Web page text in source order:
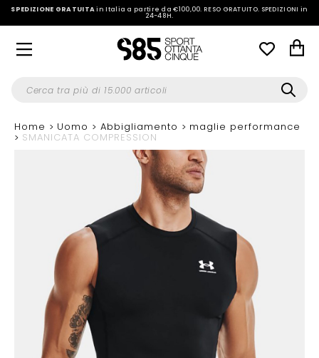
SPEDIZIONE GRATUITAin Italia a partire da €100,00.RESO GRATUITO. SPEDIZIONI in
24-48H.
Home Uomo Abbigliamento maglie performance
SMANICATA COMPRESSION